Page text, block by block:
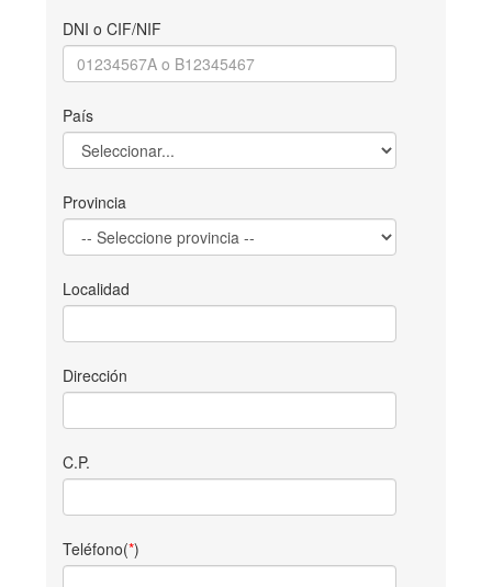
DNI o CIF/NIF
País
Provincia
Localidad
Dirección
C.P.
Teléfono(*)